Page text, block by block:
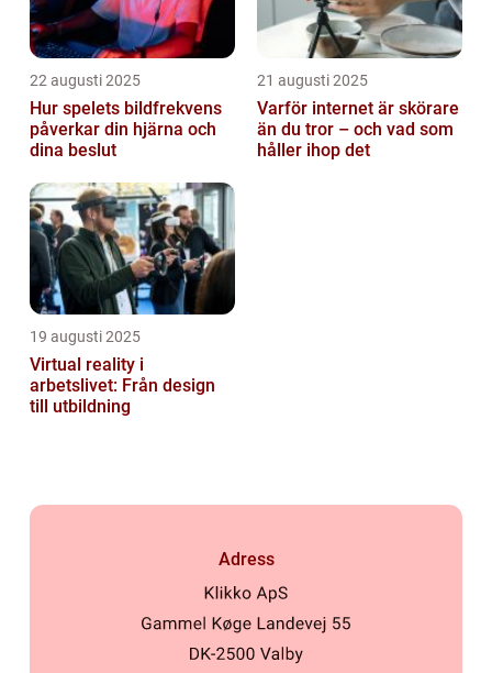
22 augusti 2025
Hur spelets bildfrekvens
påverkar din hjärna och
dina beslut
21 augusti 2025
Varför internet är skörare
än du tror – och vad som
håller ihop det
19 augusti 2025
Virtual reality i
arbetslivet: Från design
till utbildning
Adress